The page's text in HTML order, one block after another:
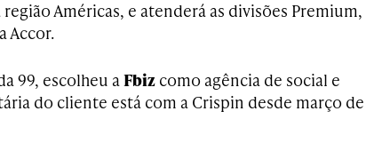
Américas, e atenderá as divisões Premium,
Accor.
99, escolheu aFbiz como agência de social e
do cliente está com a Crispin desde março de